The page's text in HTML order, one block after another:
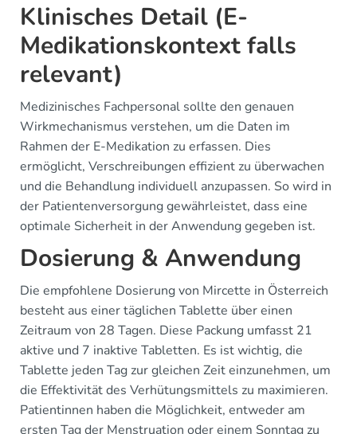
Klinisches Detail (E-
Medikationskontext falls
relevant)
Medizinisches Fachpersonal sollte den genauen
Wirkmechanismus verstehen, um die Daten im
Rahmen der E-Medikation zu erfassen. Dies
ermöglicht, Verschreibungen effizient zu überwachen
und die Behandlung individuell anzupassen. So wird in
der Patientenversorgung gewährleistet, dass eine
optimale Sicherheit in der Anwendung gegeben ist.
Dosierung & Anwendung
Die empfohlene Dosierung von Mircette in Österreich
besteht aus einer täglichen Tablette über einen
Zeitraum von 28 Tagen. Diese Packung umfasst 21
aktive und 7 inaktive Tabletten. Es ist wichtig, die
Tablette jeden Tag zur gleichen Zeit einzunehmen, um
die Effektivität des Verhütungsmittels zu maximieren.
Patientinnen haben die Möglichkeit, entweder am
ersten Tag der Menstruation oder einem Sonntag zu